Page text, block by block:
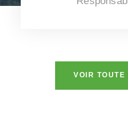
VOIR TOUTE